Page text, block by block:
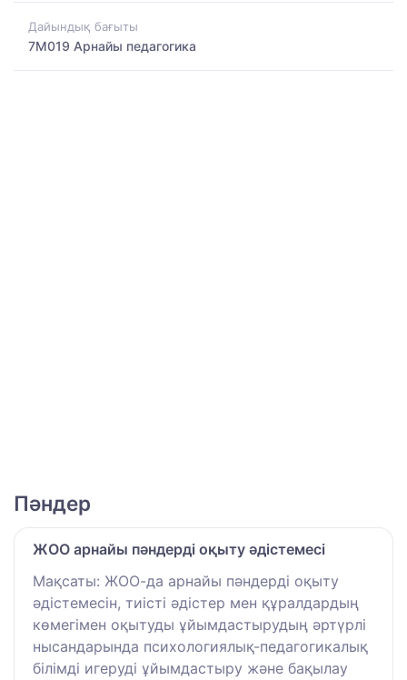
Дайындық бағыты
7M019 Арнайы педагогика
Пәндер
ЖОО арнайы пәндерді оқыту әдістемесі
Мақсаты: ЖОО-да арнайы пәндерді оқыту
әдістемесін, тиісті әдістер мен құралдардың
көмегімен оқытуды ұйымдастырудың әртүрлі
нысандарында психологиялық-педагогикалық
білімді игеруді ұйымдастыру және бақылау